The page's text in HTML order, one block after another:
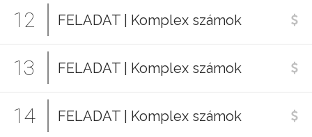
12 FELADAT | Komplex számok
13 FELADAT | Komplex számok
14 FELADAT | Komplex számok